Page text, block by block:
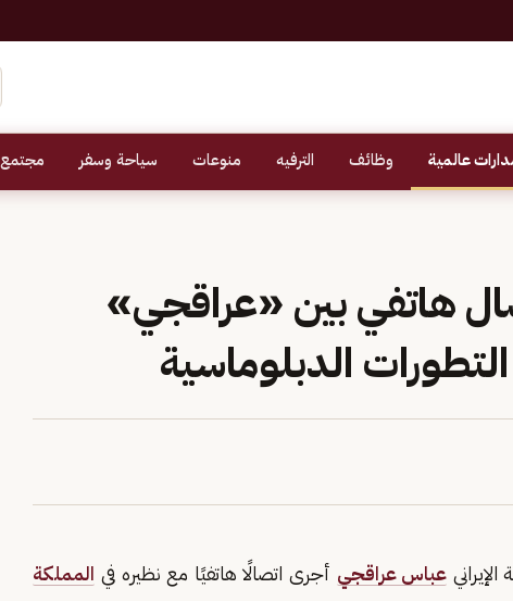
عالمية وظائف الترفيه منوعات سياحة وسفر مجتمع
هاتفي بين «عراقجي»
الدبلوماسية
عباس عراقجي أجرى اتصالًا هاتفيًا مع نظيره في المملكة